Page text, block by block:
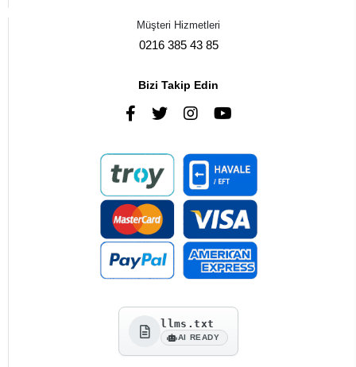
Müşteri Hizmetleri
0216 385 43 85
Bizi Takip Edin
llms.txt
AI READY